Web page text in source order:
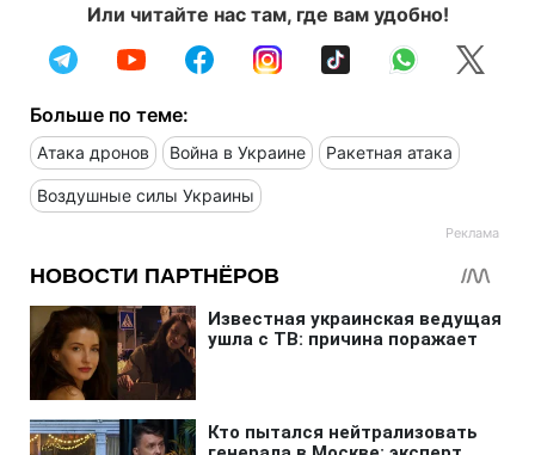
Или читайте нас там, где вам удобно!
Больше по теме:
Атака дронов Война в Украине Ракетная атака
Воздушные силы Украины